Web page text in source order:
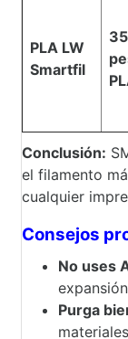
PLA LW
Smartfil
Conclusión:
el filamento
cualquier
Consejos
No uses
Purga